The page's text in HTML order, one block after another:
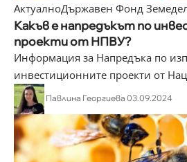
АктуалноДържавен Фонд
Какъв е напредъкът по
проекти от НПВУ?
Информация за Напредъка по
инвестиционните проекти от
Павлина Георгиева 03.09.2024